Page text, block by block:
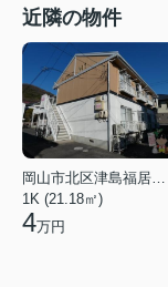
近隣の物件
岡山市北区津島福居１丁目
1K (21.18㎡)
4万円